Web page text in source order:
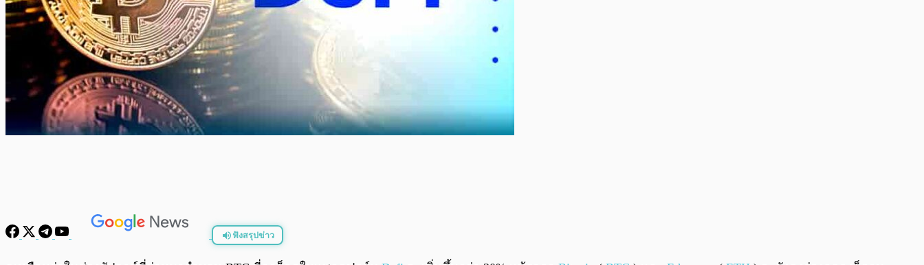
ฟังสรุปข่าว
พร้อมเล่น 0:00